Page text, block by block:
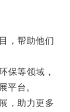
，帮助他们
等领域，
平台。
，助力更多